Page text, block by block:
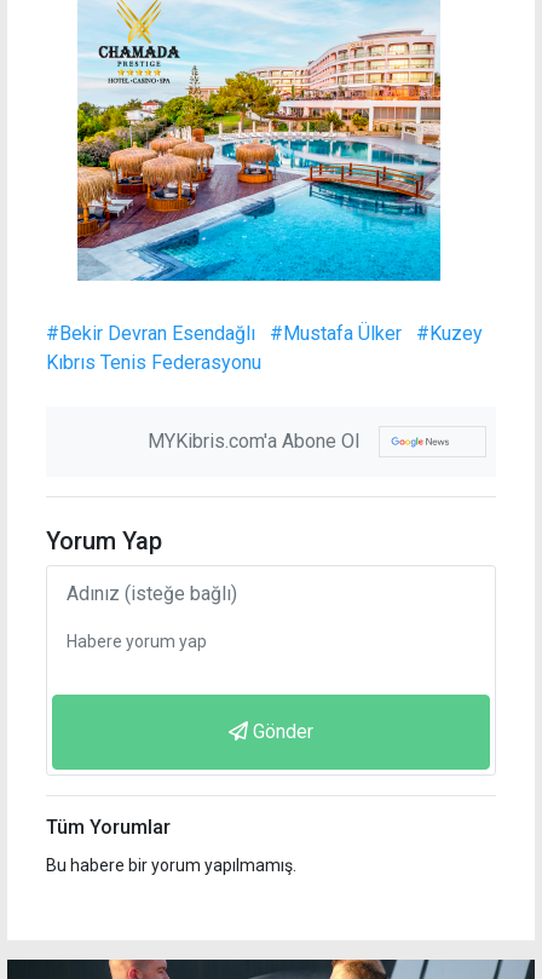
#Bekir Devran Esendağlı #Mustafa Ülker
#Kuzey
Kıbrıs Tenis Federasyonu
MYKibris.com'a Abone Ol
Yorum Yap
Gönder
Tüm Yorumlar
Bu habere bir yorum yapılmamış.